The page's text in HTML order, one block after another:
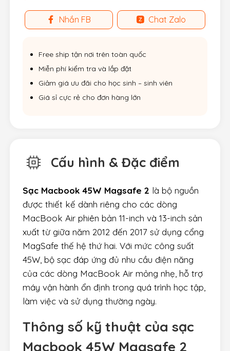
Nhắn FB Chat Zalo
Free ship tận nơi trên toàn quốc
Miễn phí kiểm tra và lắp đặt
Giảm giá ưu đãi cho học sinh – sinh viên
Giá sỉ cực rẻ cho đơn hàng lớn
Cấu hình & Đặc điểm
Sạc Macbook 45W Magsafe 2 là bộ nguồn
được thiết kế dành riêng cho các dòng
MacBook Air phiên bản 11-inch và 13-inch sản
xuất từ giữa năm 2012 đến 2017 sử dụng cổng
MagSafe thế hệ thứ hai. Với mức công suất
45W, bộ sạc đáp ứng đủ nhu cầu điện năng
của các dòng MacBook Air mỏng nhẹ, hỗ trợ
máy vận hành ổn định trong quá trình học tập,
làm việc và sử dụng thường ngày.
Thông số kỹ thuật của sạc
Macbook 45W Magsafe 2